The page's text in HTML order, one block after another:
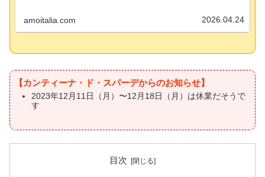
amoitalia.com 2026.04.24
【カンティーナ・ド・スパーデからのお知らせ】
2023年12月11日（月）〜12月18日（月）は休業だそうで
す
目次